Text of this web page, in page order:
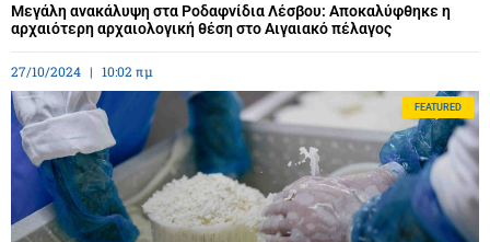
Μεγάλη ανακάλυψη στα Ροδαφνίδια Λέσβου: Αποκαλύφθηκε η
αρχαιότερη αρχαιολογική θέση στο Αιγαιακό πέλαγος
27/10/2024 10:02 πμ
FEATURED